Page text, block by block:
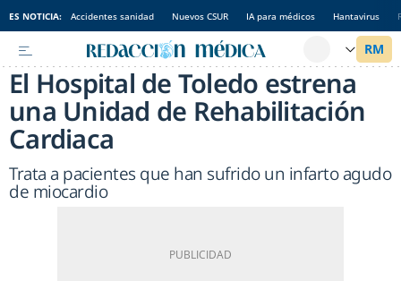
ES NOTICIA: Accidentes sanidad Nuevos CSUR IA para médicos Hantavirus
El Hospital de Toledo estrena
una Unidad de Rehabilitación
Cardiaca
Trata a pacientes que han sufrido un infarto agudo
de miocardio